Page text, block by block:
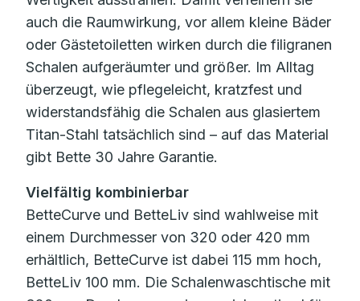
auch die Raumwirkung, vor allem kleine Bäder
oder Gästetoiletten wirken durch die filigranen
Schalen aufgeräumter und größer. Im Alltag
überzeugt, wie pflegeleicht, kratzfest und
widerstandsfähig die Schalen aus glasiertem
Titan-Stahl tatsächlich sind – auf das Material
gibt Bette 30 Jahre Garantie.
Vielfältig kombinierbar
BetteCurve und BetteLiv sind wahlweise mit
einem Durchmesser von 320 oder 420 mm
erhältlich, BetteCurve ist dabei 115 mm hoch,
BetteLiv 100 mm. Die Schalenwaschtische mit